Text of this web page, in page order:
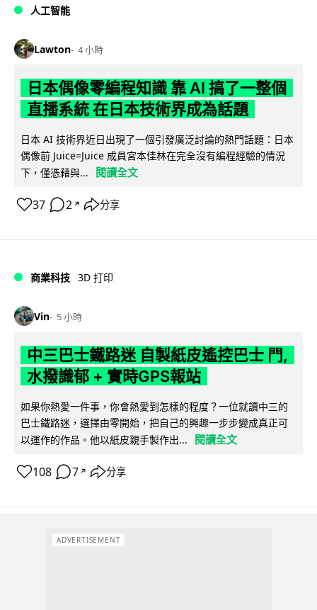
人工智能
Lawton 4 小時
日本偶像零編程知識 靠 AI 搞了一整個
直播系統 在日本技術界成為話題
日本 AI 技術界近日出現了一個引發廣泛討論的熱門話題：日本
偶像前 Juice=Juice 成員宮本佳林在完全沒有編程經驗的情況
下，僅憑藉與...
閱讀全文
37 2 ↗ 分享
商業科技 3D 打印
Vin 5 小時
中三巴士鐵路迷 自製紙皮遙控巴士 門,
水撥識郁 + 實時GPS報站
如果你熱愛一件事，你會熱愛到怎樣的程度？一位就讀中三的
巴士鐵路迷，選擇由零開始，把自己的興趣一步步變成真正可
以運作的作品。他以紙皮親手製作出...
閱讀全文
108 7 ↗ 分享
ADVERTISEMENT